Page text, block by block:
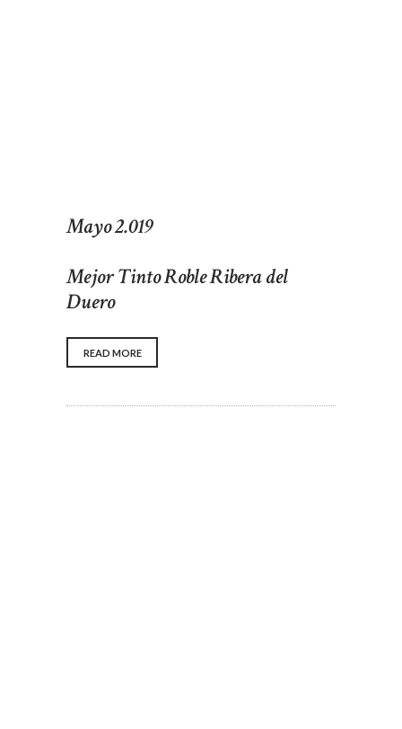
Mayo 2.019
Mejor Tinto Roble Ribera del
Duero
READ MORE